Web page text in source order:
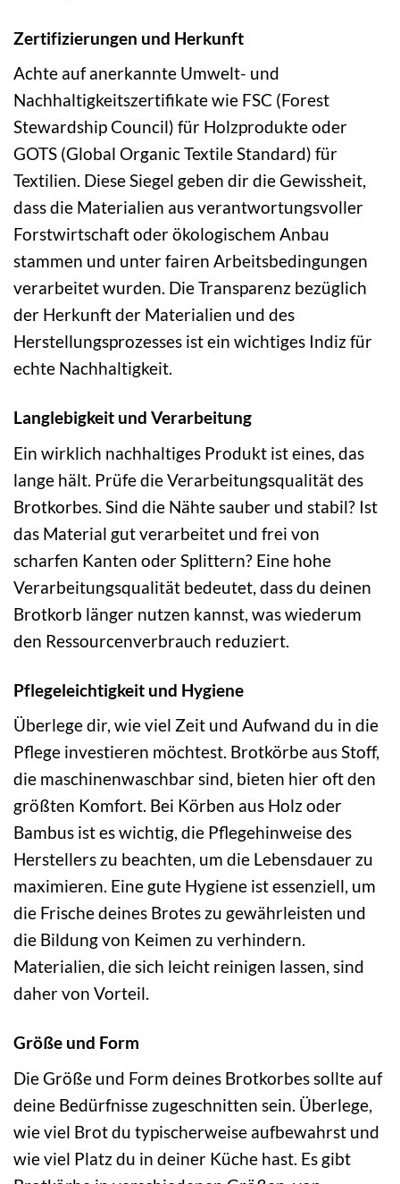
Zertifizierungen und Herkunft
Achte auf anerkannte Umwelt- und
Nachhaltigkeitszertifikate wie FSC (Forest
Stewardship Council) für Holzprodukte oder
GOTS (Global Organic Textile Standard) für
Textilien. Diese Siegel geben dir die Gewissheit,
dass die Materialien aus verantwortungsvoller
Forstwirtschaft oder ökologischem Anbau
stammen und unter fairen Arbeitsbedingungen
verarbeitet wurden. Die Transparenz bezüglich
der Herkunft der Materialien und des
Herstellungsprozesses ist ein wichtiges Indiz für
echte Nachhaltigkeit.
Langlebigkeit und Verarbeitung
Ein wirklich nachhaltiges Produkt ist eines, das
lange hält. Prüfe die Verarbeitungsqualität des
Brotkorbes. Sind die Nähte sauber und stabil? Ist
das Material gut verarbeitet und frei von
scharfen Kanten oder Splittern? Eine hohe
Verarbeitungsqualität bedeutet, dass du deinen
Brotkorb länger nutzen kannst, was wiederum
den Ressourcenverbrauch reduziert.
Pflegeleichtigkeit und Hygiene
Überlege dir, wie viel Zeit und Aufwand du in die
Pflege investieren möchtest. Brotkörbe aus Stoff,
die maschinenwaschbar sind, bieten hier oft den
größten Komfort. Bei Körben aus Holz oder
Bambus ist es wichtig, die Pflegehinweise des
Herstellers zu beachten, um die Lebensdauer zu
maximieren. Eine gute Hygiene ist essenziell, um
die Frische deines Brotes zu gewährleisten und
die Bildung von Keimen zu verhindern.
Materialien, die sich leicht reinigen lassen, sind
daher von Vorteil.
Größe und Form
Die Größe und Form deines Brotkorbes sollte auf
deine Bedürfnisse zugeschnitten sein. Überlege,
wie viel Brot du typischerweise aufbewahrst und
wie viel Platz du in deiner Küche hast. Es gibt